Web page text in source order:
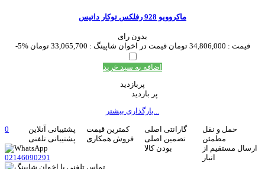
ماکروویو 928 رفلکس توکار داتیس
بدون رای
-5%
قیمت : 34,806,000 تومان قیمت در اخوان شاپینگ : 33,065,700 تومان
اضافه به سبد خرید
پربازدید
پر بازدید
حمل و نقل
مطمئن
ارسال مستقیم از
انبار
گارانتی اصلی
تضمین اصلی
بودن کالا
کمترین قیمت
فروش همکاری
پشتیبانی آنلاین
پشتیبانی تلفنی
0
02146090291